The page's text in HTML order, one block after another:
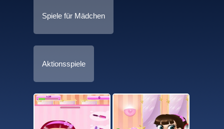
Spiele für Mädchen
Aktionsspiele